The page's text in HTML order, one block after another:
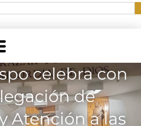
celebra con
de
Atención a las